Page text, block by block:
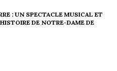
: UN SPECTACLE MUSICAL ET
DE NOTRE-DAME DE